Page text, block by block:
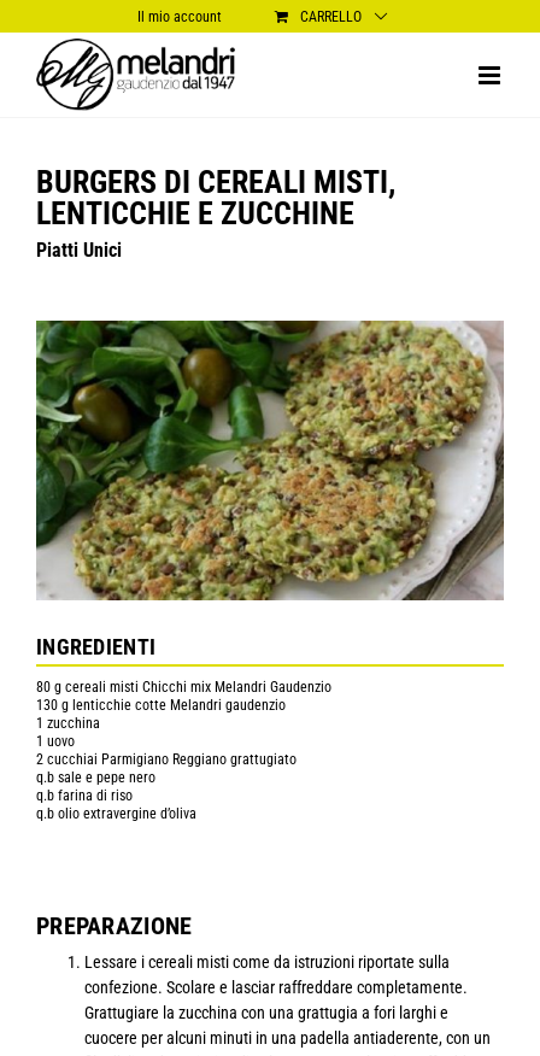
al
contenuto
Il mio account CARRELLO
BURGERS DI CEREALI MISTI,
LENTICCHIE E ZUCCHINE
Piatti Unici
INGREDIENTI
80 g cereali misti Chicchi mix Melandri Gaudenzio
130 g lenticchie cotte Melandri gaudenzio
1 zucchina
1 uovo
2 cucchiai Parmigiano Reggiano grattugiato
q.b sale e pepe nero
q.b farina di riso
q.b olio extravergine d’oliva
PREPARAZIONE
Lessare i cereali misti come da istruzioni riportate sulla
confezione. Scolare e lasciar raffreddare completamente.
Grattugiare la zucchina con una grattugia a fori larghi e
cuocere per alcuni minuti in una padella antiaderente, con un